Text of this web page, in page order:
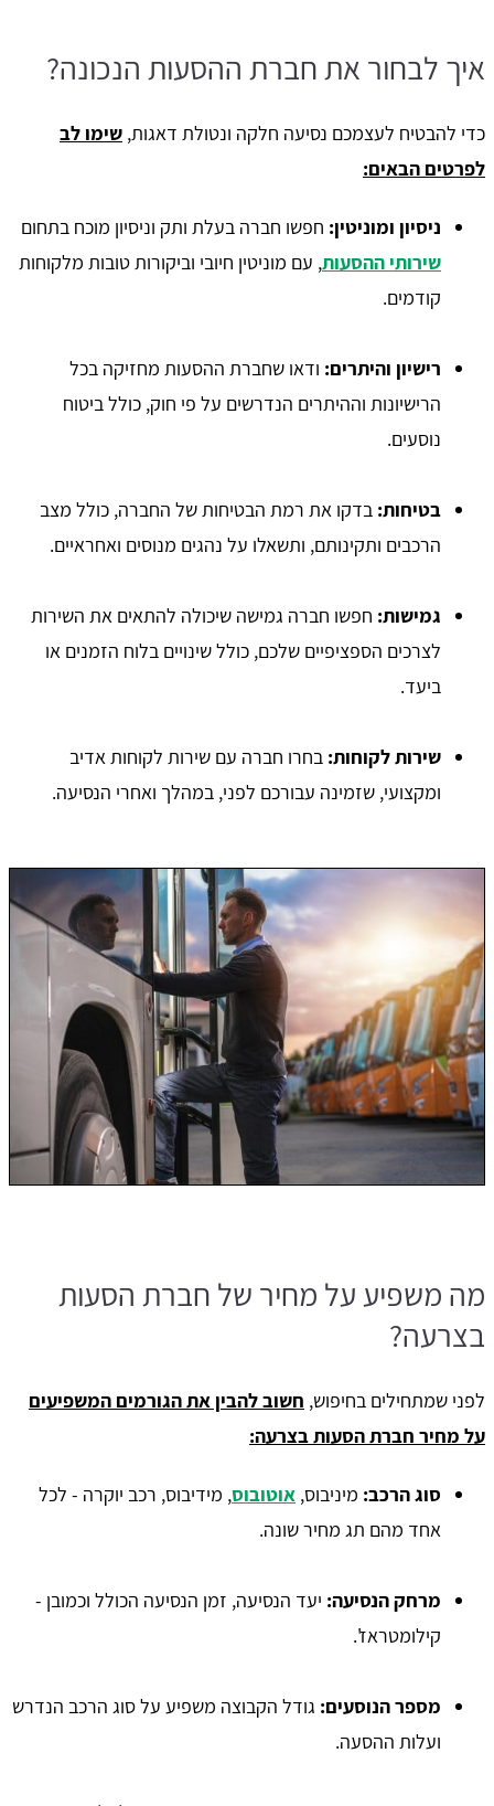
איך לבחור את חברת ההסעות הנכונה?
כדי להבטיח לעצמכם נסיעה חלקה ונטולת דאגות, שימו לב
לפרטים הבאים:
ניסיון ומוניטין: חפשו חברה בעלת ותק וניסיון מוכח בתחום
שירותי ההסעות, עם מוניטין חיובי וביקורות טובות מלקוחות
קודמים.
רישיון והיתרים: ודאו שחברת ההסעות מחזיקה בכל
הרישיונות וההיתרים הנדרשים על פי חוק, כולל ביטוח
נוסעים.
בטיחות: בדקו את רמת הבטיחות של החברה, כולל מצב
הרכבים ותקינותם, ותשאלו על נהגים מנוסים ואחראיים.
גמישות: חפשו חברה גמישה שיכולה להתאים את השירות
לצרכים הספציפיים שלכם, כולל שינויים בלוח הזמנים או
ביעד.
שירות לקוחות: בחרו חברה עם שירות לקוחות אדיב
ומקצועי, שזמינה עבורכם לפני, במהלך ואחרי הנסיעה.
מה משפיע על מחיר של חברת הסעות
בצרעה?
לפני שמתחילים בחיפוש, חשוב להבין את הגורמים המשפיעים
על מחיר חברת הסעות בצרעה:
סוג הרכב: מיניבוס, אוטובוס, מידיבוס, רכב יוקרה - לכל
אחד מהם תג מחיר שונה.
מרחק הנסיעה: יעד הנסיעה, זמן הנסיעה הכולל וכמובן -
קילומטראז'.
מספר הנוסעים: גודל הקבוצה משפיע על סוג הרכב הנדרש
ועלות ההסעה.